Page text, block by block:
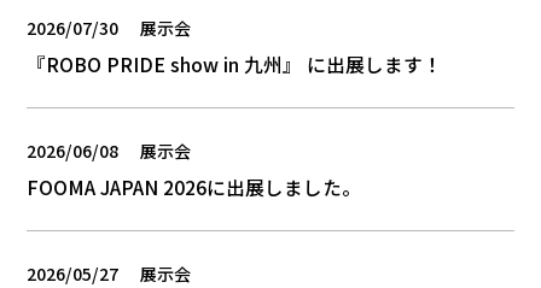
2026/07/30 展示会
『ROBO PRIDE show in 九州』 に出展します！
2026/06/08 展示会
FOOMA JAPAN 2026に出展しました。
2026/05/27 展示会